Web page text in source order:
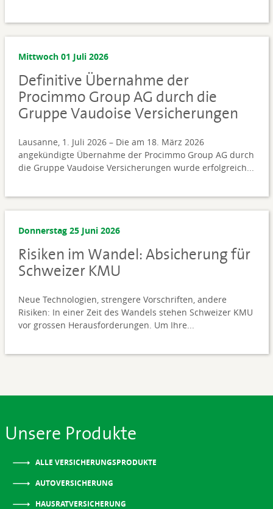
Mittwoch 01 Juli 2026
Definitive Übernahme der
Procimmo Group AG durch die
Gruppe Vaudoise Versicherungen
Lausanne, 1. Juli 2026 – Die am 18. März 2026
angekündigte Übernahme der Procimmo Group AG durch
die Gruppe Vaudoise Versicherungen wurde erfolgreich...
Donnerstag 25 Juni 2026
Risiken im Wandel: Absicherung für
Schweizer KMU
Neue Technologien, strengere Vorschriften, andere
Risiken: In einer Zeit des Wandels stehen Schweizer KMU
vor grossen Herausforderungen. Um Ihre...
Unsere Produkte
ALLE VERSICHERUNGSPRODUKTE
AUTOVERSICHERUNG
HAUSRATVERSICHERUNG